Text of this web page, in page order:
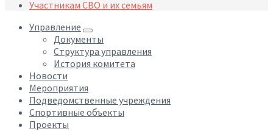
Участникам СВО и их семьям
Управление
Документы
Структура управления
История комитета
Новости
Мероприятия
Подведомственные учреждения
Спортивные объекты
Проекты